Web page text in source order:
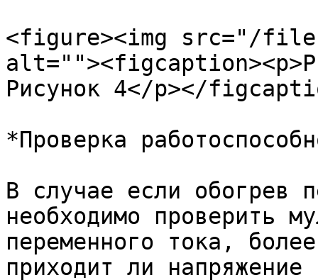
<figure><img src="/
Рисунок 4</p></
*Проверка
В случае если обогрев
необходимо проверить
переменного тока,
приходит ли